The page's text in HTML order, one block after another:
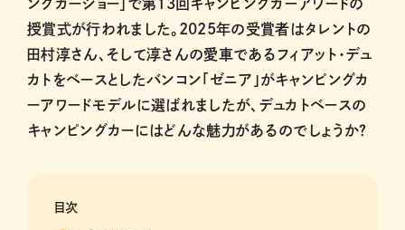
ングカーショー」で第13回キャンピングカーアワードの
授賞式が行われました。2025年の受賞者はタレントの
田村淳さん、そして淳さんの愛車であるフィアット・デュ
カトをベースとしたバンコン「ゼニア」がキャンピングカ
ーアワードモデルに選ばれましたが、デュカトベースの
キャンピングカーにはどんな魅力があるのでしょうか？
目次